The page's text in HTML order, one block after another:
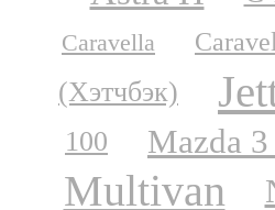
Caravella
(Хэтчбэк)
100 Mazda
Multivan